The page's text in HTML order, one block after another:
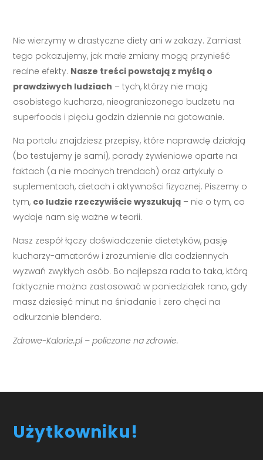
Nie wierzymy w drastyczne diety ani w zakazy. Zamiast
tego pokazujemy, jak małe zmiany mogą przynieść
realne efekty. Nasze treści powstają z myślą o
prawdziwych ludziach – tych, którzy nie mają
osobistego kucharza, nieograniczonego budżetu na
superfoods i pięciu godzin dziennie na gotowanie.
Na portalu znajdziesz przepisy, które naprawdę działają
(bo testujemy je sami), porady żywieniowe oparte na
faktach (a nie modnych trendach) oraz artykuły o
suplementach, dietach i aktywności fizycznej. Piszemy o
tym, co ludzie rzeczywiście wyszukują – nie o tym, co
wydaje nam się ważne w teorii.
Nasz zespół łączy doświadczenie dietetyków, pasję
kucharzy-amatorów i zrozumienie dla codziennych
wyzwań zwykłych osób. Bo najlepsza rada to taka, którą
faktycznie można zastosować w poniedziałek rano, gdy
masz dziesięć minut na śniadanie i zero chęci na
odkurzanie blendera.
Zdrowe-Kalorie.pl – policzone na zdrowie.
Użytkowniku!